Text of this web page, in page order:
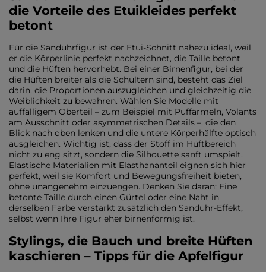
die Vorteile des Etuikleides perfekt
betont
Für die Sanduhrfigur ist der Etui-Schnitt nahezu ideal, weil
er die Körperlinie perfekt nachzeichnet, die Taille betont
und die Hüften hervorhebt. Bei einer Birnenfigur, bei der
die Hüften breiter als die Schultern sind, besteht das Ziel
darin, die Proportionen auszugleichen und gleichzeitig die
Weiblichkeit zu bewahren. Wählen Sie Modelle mit
auffälligem Oberteil – zum Beispiel mit Puffärmeln, Volants
am Ausschnitt oder asymmetrischen Details –, die den
Blick nach oben lenken und die untere Körperhälfte optisch
ausgleichen. Wichtig ist, dass der Stoff im Hüftbereich
nicht zu eng sitzt, sondern die Silhouette sanft umspielt.
Elastische Materialien mit Elasthananteil eignen sich hier
perfekt, weil sie Komfort und Bewegungsfreiheit bieten,
ohne unangenehm einzuengen. Denken Sie daran: Eine
betonte Taille durch einen Gürtel oder eine Naht in
derselben Farbe verstärkt zusätzlich den Sanduhr-Effekt,
selbst wenn Ihre Figur eher birnenförmig ist.
Stylings, die Bauch und breite Hüften
kaschieren – Tipps für die Apfelfigur